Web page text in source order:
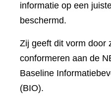
informatie op een
beschermd.
Zij geeft dit vorm door
conformeren aan de
Baseline
(BIO).